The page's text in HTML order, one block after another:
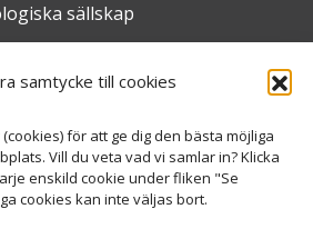
samtycke till cookies
för att ge dig den bästa möjliga
Vill du veta vad vi samlar in? Klicka
enskild cookie under fliken "Se
cookies kan inte väljas bort.
sällskap
sjuksköterskor inom äldre- och
anhöriga